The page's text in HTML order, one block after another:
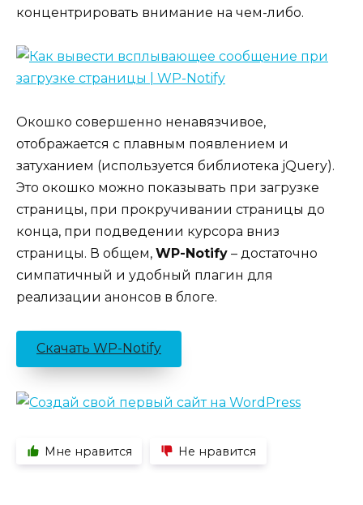
концентрировать внимание на чем-либо.
Окошко совершенно ненавязчивое,
отображается с плавным появлением и
затуханием (используется библиотека jQuery).
Это окошко можно показывать при загрузке
страницы, при прокручивании страницы до
конца, при подведении курсора вниз
страницы. В общем, WP-Notify – достаточно
симпатичный и удобный плагин для
реализации анонсов в блоге.
Скачать WP-Notify
Мне нравится Не нравится